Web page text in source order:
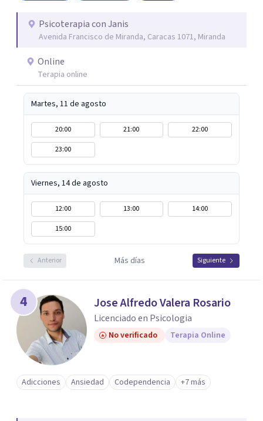
seguro para iniciar tu proceso de sanación. Si sientes que
es el momento de transformar tu historia, estaré para
Psicoterapia con Janis
Avenida Francisco de Miranda, Caracas 1071, Miranda
Online
Terapia online
Martes, 11 de agosto
20:00 21:00
22:00
23:00
Viernes, 14 de agosto
12:00 13:00
14:00
15:00
Anterior Más días Siguiente
4 Jose Alfredo Valera Rosario
Licenciado en Psicologia
No verificado Terapia Online
Adicciones Ansiedad Codependencia +7 más